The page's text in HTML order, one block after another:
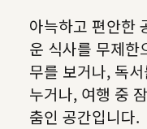
아늑하고 편안한
운 식사를 무제한
무를 보거나, 독
누거나, 여행 중
춤인 공간입니다.